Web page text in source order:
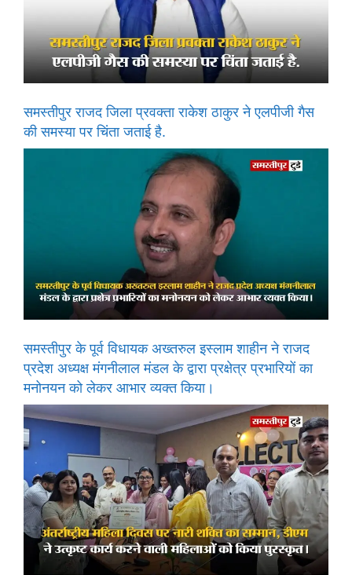
समस्तीपुर राजद जिला प्रवक्ता राकेश ठाकुर ने एलपीजी गैस
की समस्या पर चिंता जताई है.
समस्तीपुर के पूर्व विधायक अख्तरुल इस्लाम शाहीन ने राजद
प्रदेश अध्यक्ष मंगनीलाल मंडल के द्वारा प्रक्षेत्र प्रभारियों का
मनोनयन को लेकर आभार व्यक्त किया।